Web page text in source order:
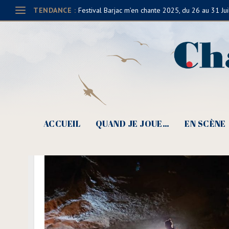
TENDANCE : Festival Barjac m’en chante 2025, du 26 au 31
ACCUEIL QUAND JE JOUE… EN SCÈNE